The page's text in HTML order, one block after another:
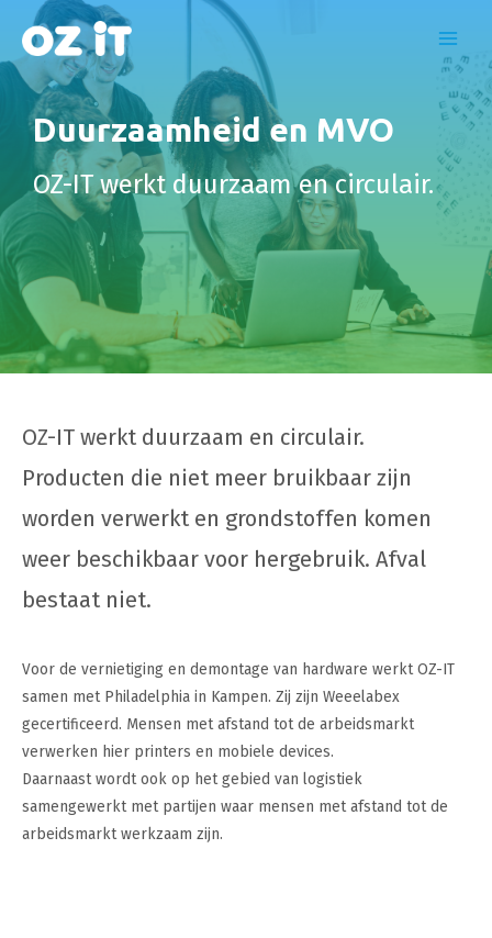
naar
de
inhoud
Main
Menu
Duurzaamheid en MVO
OZ-IT werkt duurzaam en circulair.
OZ-IT werkt duurzaam en circulair.
Producten die niet meer bruikbaar zijn
worden verwerkt en grondstoffen komen
weer beschikbaar voor hergebruik. Afval
bestaat niet.
Voor de vernietiging en demontage van hardware werkt OZ-IT
samen met Philadelphia in Kampen. Zij zijn Weeelabex
gecertificeerd. Mensen met afstand tot de arbeidsmarkt
verwerken hier printers en mobiele devices.
Daarnaast wordt ook op het gebied van logistiek
samengewerkt met partijen waar mensen met afstand tot de
arbeidsmarkt werkzaam zijn.